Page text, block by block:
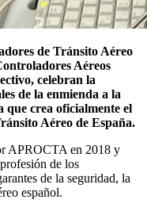
de Tránsito Aéreo
Aéreos
celebran la
de la enmienda a la
que crea oficialmente el
Aéreo de España.
APROCTA en 2018 y
de los
de la seguridad, la
español.